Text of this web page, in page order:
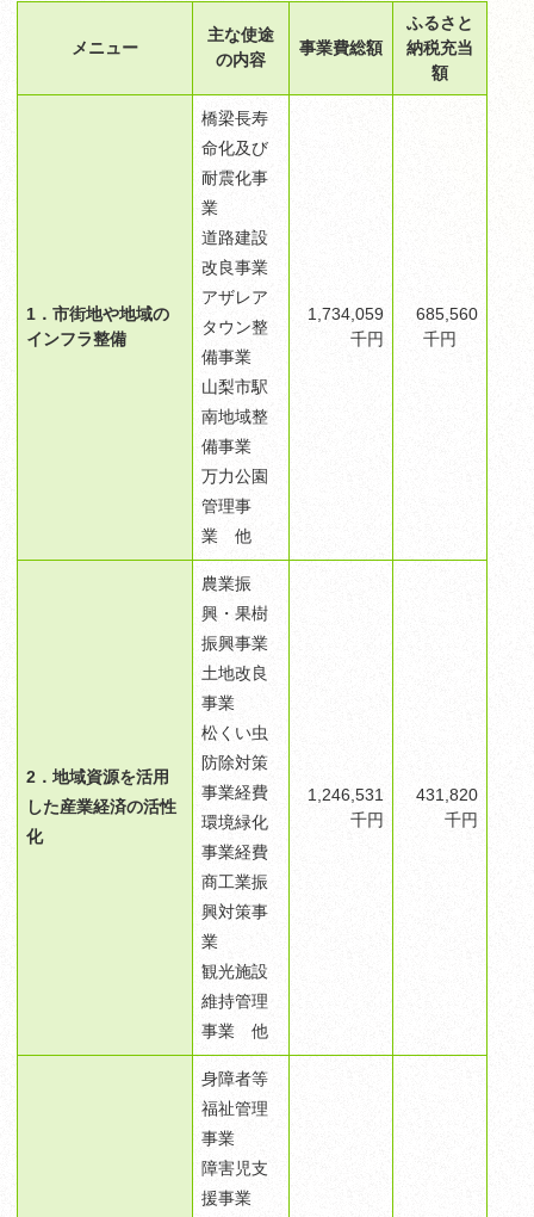
メニュー
主な使途
の内容
事業費総額
ふるさと
納税充当
額
1．市街地や地域の
インフラ整備
​橋梁長寿
命化及び
耐震化事
業
道路建設
改良事業
アザレア
タウン整
備事業
山梨市駅
南地域整
備事業
万力公園
管理事
業 他
1,734,059
千円
685,560
千円
2．地域資源を活用
した産業経済の活性
化
​農業振
興・果樹
振興事業
土地改良
事業
松くい虫
防除対策
事業経費
環境緑化
事業経費
商工業振
興対策事
業
観光施設
維持管理
事業 他
1,246,531
千円
431,820
千円
​身障者等
福祉管理
事業
障害児支
援事業